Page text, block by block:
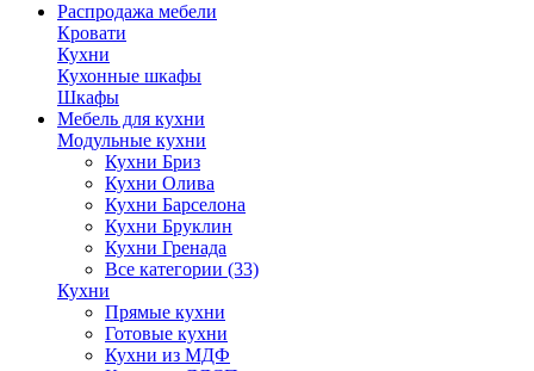
Распродажа мебели
Кровати
Кухни
Кухонные шкафы
Шкафы
Мебель для кухни
Модульные кухни
Кухни Бриз
Кухни Олива
Кухни Барселона
Кухни Бруклин
Кухни Гренада
Все категории (33)
Кухни
Прямые кухни
Готовые кухни
Кухни из МДФ